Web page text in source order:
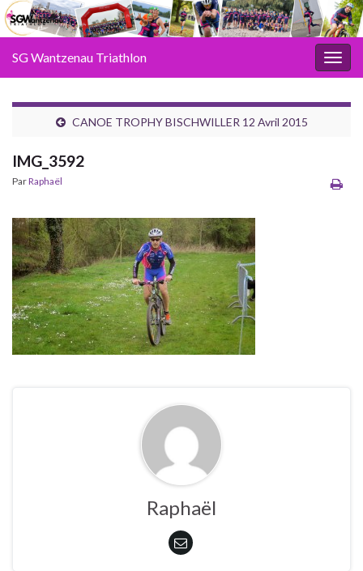
SG Wantzenau Triathlon
CANOE TROPHY BISCHWILLER 12 Avril 2015
IMG_3592
ParRaphaël
Raphaël